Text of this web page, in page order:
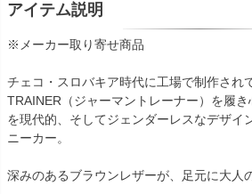
アイテム説明
※メーカー取り寄せ商品
チェコ・スロバキア時代に工場で制作され
TRAINER（ジャーマントレーナー）を履
を現代的、そしてジェンダーレスなデザイ
ニーカー。
深みのあるブラウンレザーが、足元に大人